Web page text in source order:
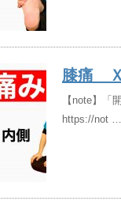
膝痛
【note】「
https://not …